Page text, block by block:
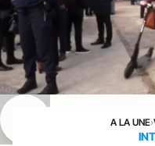
A LA UNE›